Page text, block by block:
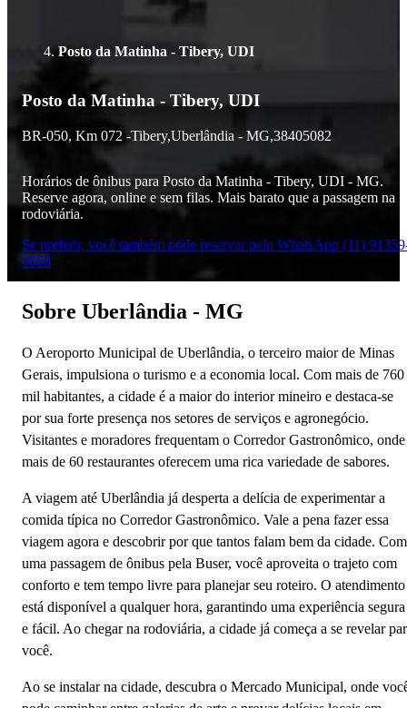
Posto da Matinha - Tibery, UDI
Posto da Matinha - Tibery, UDI
BR-050, Km 072 -Tibery,Uberlândia - MG,38405082
Horários de ônibus para Posto da Matinha - Tibery, UDI - MG.
Reserve agora, online e sem filas. Mais barato que a passagem na
rodoviária.
Se preferir, você também pode reservar pelo WhatsApp (11)
0868
Sobre Uberlândia - MG
O Aeroporto Municipal de Uberlândia, o terceiro maior de Minas
Gerais, impulsiona o turismo e a economia local. Com mais de 760
mil habitantes, a cidade é a maior do interior mineiro e destaca-se
por sua forte presença nos setores de serviços e agronegócio.
Visitantes e moradores frequentam o Corredor Gastronômico, onde
mais de 60 restaurantes oferecem uma rica variedade de sabores.
A viagem até Uberlândia já desperta a delícia de experimentar a
comida típica no Corredor Gastronômico. Vale a pena fazer essa
viagem agora e descobrir por que tantos falam bem da cidade. Com
uma passagem de ônibus pela Buser, você aproveita o trajeto com
conforto e tem tempo livre para planejar seu roteiro. O atendimento
está disponível a qualquer hora, garantindo uma experiência segura
e fácil. Ao chegar na rodoviária, a cidade já começa a se revelar
você.
Ao se instalar na cidade, descubra o Mercado Municipal, onde